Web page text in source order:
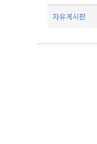
자유게시판